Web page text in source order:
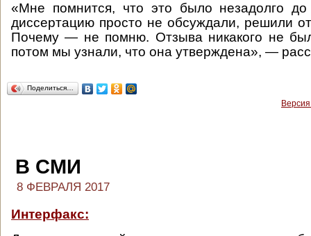
«Мне помнится, что это было незадолго
диссертацию просто не обсуждали, решили
Почему — не помню. Отзыва никакого не
потом мы узнали, что она утверждена», —
Поделиться…
В СМИ
8 ФЕВРАЛЯ 2017
Интерфакс: